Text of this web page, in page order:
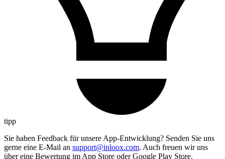
tipp
Sie haben Feedback für unsere App-Entwicklung? Senden Sie uns
gerne eine E-Mail an support@inloox.com. Auch freuen wir uns
über eine Bewertung im App Store oder Google Play Store.